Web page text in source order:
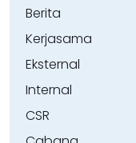
Berita
Kerjasama
Eksternal
Internal
CSR